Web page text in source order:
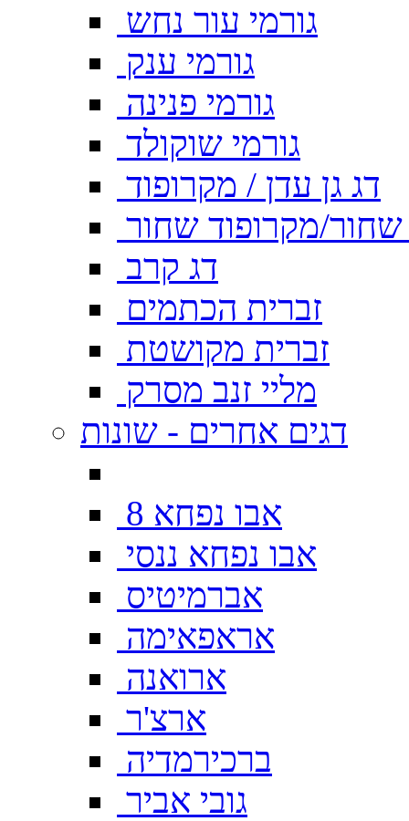
גורמי עור נחש
גורמי ענק
גורמי פנינה
גורמי שוקולד
דג גן עדן / מקרופוד
שחור/מקרופוד שחור
דג קרב
זברית הכתמים
זברית מקושטת
מליי זנב מסרק
דגים אחרים - שונות
אבו נפחא 8
אבו נפחא ננסי
אברמיטיס
אראפאימה
ארואנה
ארצ'ר
ברכירמדיה
גובי אביר